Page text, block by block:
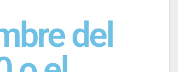
del